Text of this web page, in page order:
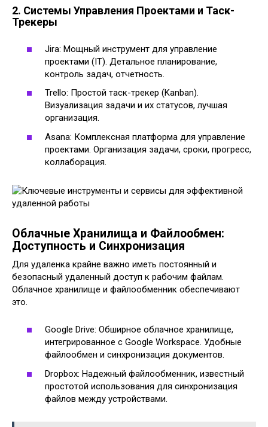
2. Системы Управления Проектами и Таск-
Трекеры
Jira: Мощный инструмент для управление
проектами (IT). Детальное планирование,
контроль задач, отчетность.
Trello: Простой таск-трекер (Kanban).
Визуализация задачи и их статусов, лучшая
организация.
Asana: Комплексная платформа для управление
проектами. Организация задачи, сроки, прогресс,
коллаборация.
Облачные Хранилища и Файлообмен:
Доступность и Синхронизация
Для удаленка крайне важно иметь постоянный и
безопасный удаленный доступ к рабочим файлам.
Облачное хранилище и файлообменник обеспечивают
это.
Google Drive: Обширное облачное хранилище,
интегрированное с Google Workspace. Удобные
файлообмен и синхронизация документов.
Dropbox: Надежный файлообменник, известный
простотой использования для синхронизация
файлов между устройствами.